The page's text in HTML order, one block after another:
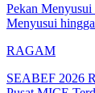
Pekan
Menyusui
RAGAM
SEABEF 2026